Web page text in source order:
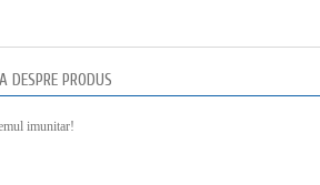
DESPRE PRODUS
imunitar!